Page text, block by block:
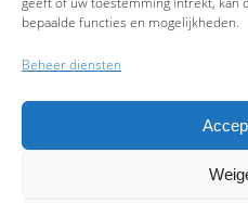
bepaalde functies en mogelijkheden.
Beheer diensten